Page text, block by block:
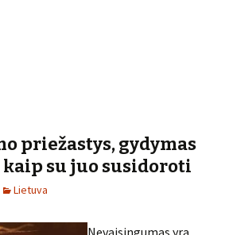
priežastys, gydymas
su juo susidoroti
Lietuva
Nevaisingumas yra